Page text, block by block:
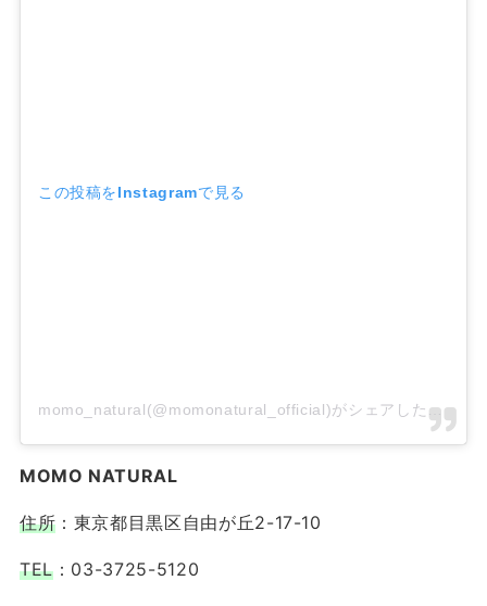
この投稿をInstagramで見る
momo_natural(@momonatural_official)がシェアした投稿
MOMO NATURAL
住所 ：東京都目黒区自由が丘2-17-10
TEL：03-3725-5120